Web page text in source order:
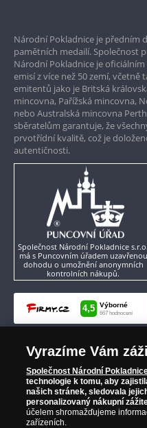
Garance nejvyšší kvality
Pouze originální produkty
Národní Pokladnice je předním
pamětních medailí. Společnost
Národní Pokladnice je
emisí z více než 50 zemí,
emitentů jako je Britská
mincovna, Pařížská mincovna,
nebo Australská mincovna
sběratelům garantuje, že
prvotřídní kvalitě, což je
autentičnosti.
Společnost Národní Pokladnice s.r.o.
má s Puncovním úřadem uzavřenou
dohodu o umožnění anonymních
kontrolních nákupů.
Vyrazíme Vám
Společnost Národní
technologie k tomu, aby
našich stránek, sledovala
personalizovaný nákupní
účelem shromažďujeme
zařízeních.